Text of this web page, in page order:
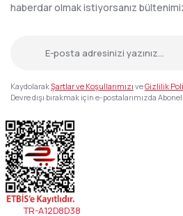
haberdar olmak istiyorsanız
KaydolarakŞartlar ve Koşullarımızı veGizlilik
Devre dışı bırakmak için e-postalarımızda
TR-A12D8D38